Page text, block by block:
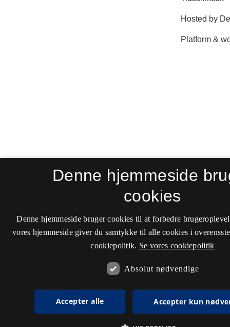
Denne hjemmeside
cookies
Denne hjemmeside bruger cookies til at forbedre
vores hjemmeside giver du samtykke til alle cookies i
cookiepolitik. Se vores cookiepolitik
Absolut nødvendige
Accepter alle Accepter kun